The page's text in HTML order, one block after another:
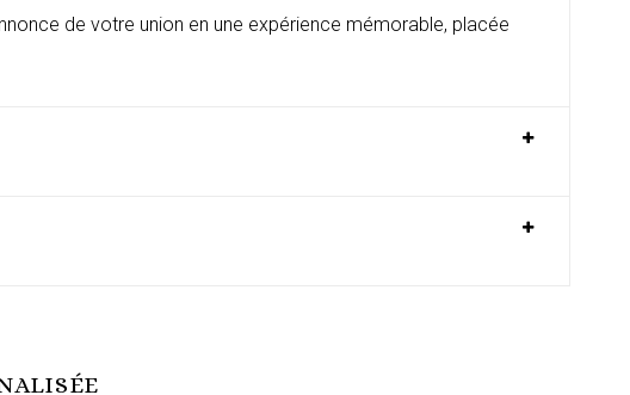
de votre union en une expérience mémorable, placée